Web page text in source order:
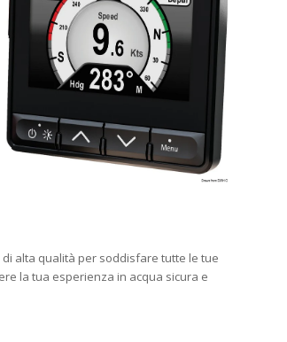
alta qualità per soddisfare tutte le tue
la tua esperienza in acqua sicura e